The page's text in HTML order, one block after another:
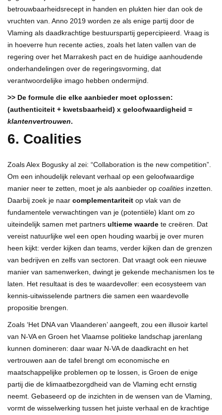
betrouwbaarheidsrecept in handen en plukten hier dan ook de
vruchten van. Anno 2019 worden ze als enige partij door de
Vlaming als daadkrachtige bestuurspartij gepercipieerd. Vraag is
in hoeverre hun recente acties, zoals het laten vallen van de
regering over het Marrakesh pact en de huidige aanhoudende
onderhandelingen over de regeringsvorming, dat
verantwoordelijke imago hebben ondermijnd.
>> De formule die elke aanbieder moet oplossen:
(authenticiteit + kwetsbaarheid) x geloofwaardigheid =
klantenvertrouwen.
6. Coalities
Zoals Alex Bogusky al zei: “Collaboration is the new competition”.
Om een inhoudelijk relevant verhaal op een geloofwaardige
manier neer te zetten, moet je als aanbieder op coalities inzetten.
Daarbij zoek je naar complementariteit op vlak van de
fundamentele verwachtingen van je (potentiële) klant om zo
uiteindelijk samen met partners ultieme waarde te creëren. Dat
vereist natuurlijke wel een open houding waarbij je over muren
heen kijkt: verder kijken dan teams, verder kijken dan de grenzen
van bedrijven en zelfs van sectoren. Dat vraagt ook een nieuwe
manier van samenwerken, dwingt je gekende mechanismen los te
laten. Het resultaat is des te waardevoller: een ecosysteem van
kennis-uitwisselende partners die samen een waardevolle
propositie brengen.
Zoals ‘Het DNA van Vlaanderen’ aangeeft, zou een illusoir kartel
van N-VA en Groen het Vlaamse politieke landschap jarenlang
kunnen domineren: daar waar N-VA de daadkracht en het
vertrouwen aan de tafel brengt om economische en
maatschappelijke problemen op te lossen, is Groen de enige
partij die de klimaatbezorgdheid van de Vlaming echt ernstig
neemt. Gebaseerd op de inzichten in de wensen van de Vlaming,
vormt de wisselwerking tussen het juiste verhaal en de krachtige